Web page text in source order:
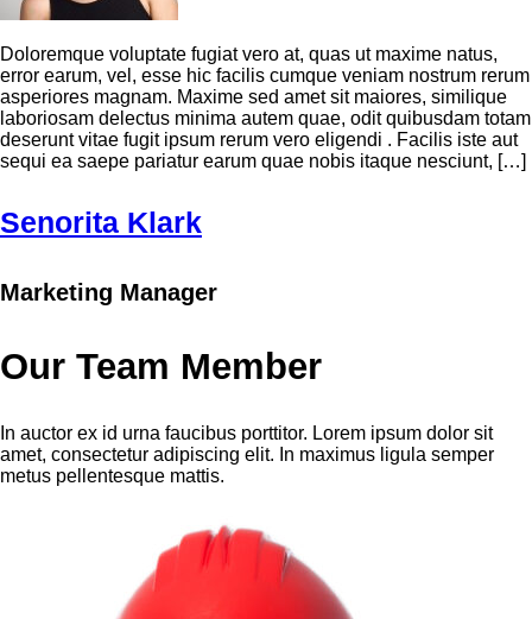
Doloremque voluptate fugiat vero at, quas ut maxime natus,
error earum, vel, esse hic facilis cumque veniam nostrum rerum
asperiores magnam. Maxime sed amet sit maiores, similique
laboriosam delectus minima autem quae, odit quibusdam totam
deserunt vitae fugit ipsum rerum vero eligendi . Facilis iste aut
sequi ea saepe pariatur earum quae nobis itaque nesciunt, […]
Senorita Klark
Marketing Manager
Our Team Member
In auctor ex id urna faucibus porttitor. Lorem ipsum dolor sit
amet, consectetur adipiscing elit. In maximus ligula semper
metus pellentesque mattis.